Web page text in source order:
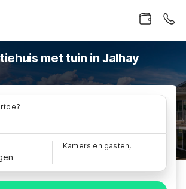
met tuin in Jalhay
Kamers en gasten,